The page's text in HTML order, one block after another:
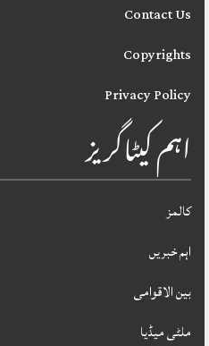
Contact Us
Copyrights
Privacy Policy
اہم کیٹاگریز
کالمز
اہم خبریں
بین الاقوامی
ملٹی میڈیا